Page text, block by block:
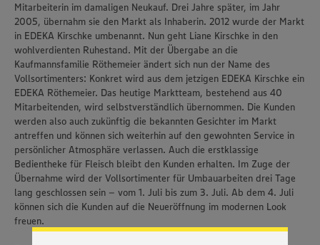
Wir setzen Cookies und andere Technologien ein, um Ihnen
ein bestmögliches Nutzungserlebnis unserer Website zu
ermöglichen. Wir verwenden Ihre Daten, um unsere
Website zu personalisieren und Ihnen möglichst relevante
Inhalte anzubieten. Ihre Einwilligung in die Nutzung von
Cookies und anderer Technologien ist freiwillig und kann
Mitarbeiterin im damaligen Neukauf. Drei Jahre später, im Jahr
2005, übernahm sie den Markt als Inhaberin. 2012 wurde der Markt
in EDEKA Kirschke umbenannt. Nun geht Liane Kirschke in den
wohlverdienten Ruhestand. Mit der Übergabe an die
Kaufmannsfamilie Röthemeier ändert sich nun der Name des
Vollsortimenters: Konkret wird aus dem jetzigen EDEKA Kirschke ein
EDEKA Röthemeier. Das heutige Marktteam, bestehend aus 40
Mitarbeitenden, wird selbstverständlich übernommen. Die Kunden
werden also auch zukünftig die bekannten Gesichter im Markt
antreffen und können sich weiterhin auf den gewohnten Service in
persönlicher Atmosphäre verlassen. Auch die erstklassige
Bedientheke für Fleisch bleibt den Kunden erhalten. Im Zuge der
Übernahme wird der Vollsortimenter für Umbauarbeiten drei Tage
lang geschlossen sein – vom 1. Juli bis zum 3. Juli. Ab dem 4. Juli
können sich die Kun­den auf die Neueröffnung im modernen Look
freuen.